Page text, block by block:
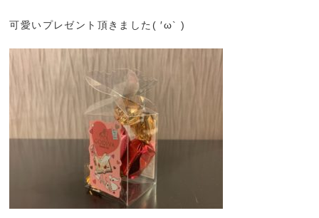
可愛いプレゼント頂きました( ′ω` )